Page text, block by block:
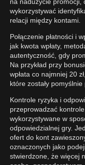
wykorzystywać
relacji między kontami.
Połączenie płatności i
jak kwota wpłaty,
autentyczność, gdy
Na przykład przy
wpłata co najmniej 20
które zostały pomyślnie
Kontrole ryzyka i
przeprowadzać
wykorzystywane w
odpowiedzialnej gry.
ofert do kont
oznaczonych jako
stwierdzone, że więcej